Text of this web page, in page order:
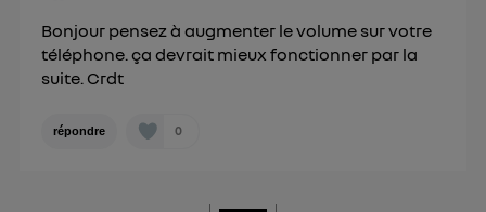
Bonjour pensez à augmenter le volume sur votre
téléphone. ça devrait mieux fonctionner par la
suite. Crdt
répondre 0